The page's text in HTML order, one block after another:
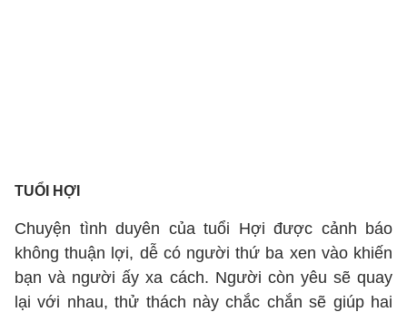
TUỔI HỢI
Chuyện tình duyên của tuổi Hợi được cảnh báo
không thuận lợi, dễ có người thứ ba xen vào khiến
bạn và người ấy xa cách. Người còn yêu sẽ quay
lại với nhau, thử thách này chắc chắn sẽ giúp hai